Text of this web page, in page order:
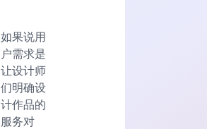
如果说用
户需求是
让设计师
们明确设
计作品的
服务对